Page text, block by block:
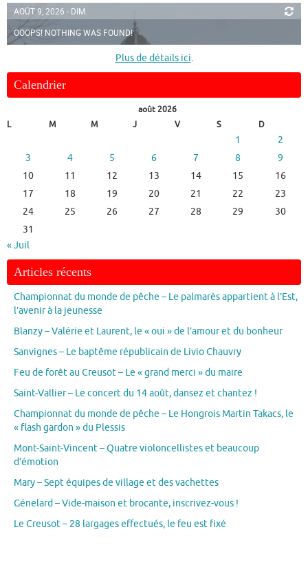
AOÛT 9, 2026 - DIM.
OOOPS! NOTHING WAS FOUND!
Plus de détails ici.
Calendrier
août 2026
L
M M J V S D
1
2
3
4 5 6 7 8
9
10
11 12 13 14 15
16
17
18 19 20 21 22
23
24
25 26 27 28 29
30
31
« Juil
Articles récents
Championnat du monde de pêche – Le palmarès appartient à l’Est,
l’avenir à la jeunesse
Blanzy – Valérie et Laurent, le « oui » de l’amour et du bonheur
Sanvignes – Le baptême républicain de Livio Chauvry
Feu de forêt au Creusot – Le « grand merci » du maire
Saint-Vallier – Le concert du 14 août, dansez et chantez !
Championnat du monde de pêche – Le Hongrois Martin Takacs, le
« flash gardon » du Plessis
Mont-Saint-Vincent – Quatre violoncellistes et beaucoup
d’émotion
Mary – Sept équipes de village et des vachettes
Génelard – Vide-maison et brocante, inscrivez-vous !
Le Creusot – 28 largages effectués, le feu est fixé